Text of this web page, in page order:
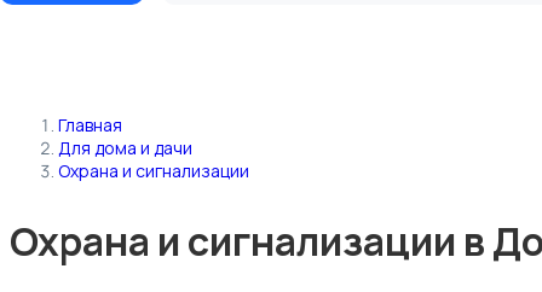
Главная
Для дома и дачи
Охрана и сигнализации
Охрана и сигнализации в